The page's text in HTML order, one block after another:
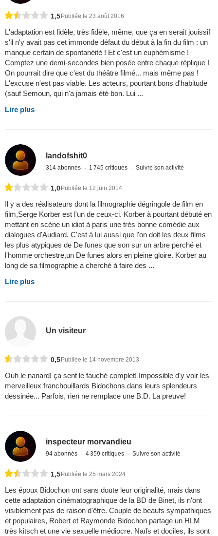
1,5 Publiée le 23 août 2016
L'adaptation est fidèle, très fidèle, même, que ça en serait jouissif
s'il n'y avait pas cet immonde défaut du début à la fin du film : un
manque certain de spontanéité ! Et c'est un euphémisme !
Comptez une demi-secondes bien posée entre chaque réplique !
On pourrait dire que c'est du théâtre filmé... mais même pas !
L'excuse n'est pas viable. Les acteurs, pourtant bons d'habitude
(sauf Semoun, qui n'a jamais été bon. Lui ...
Lire plus
landofshit0
314 abonnés 1 745 critiques Suivre son activité
1,0Publiée le 12 juin 2014
Il y a des réalisateurs dont la filmographie dégringole de film en
film,Serge Korber est l'un de ceux-ci. Korber à pourtant débuté en
mettant en scène un idiot à paris une très bonne comédie aux
dialogues d'Audiard. C'est à lui aussi que l'on doit les deux films
les plus atypiques de De funes que son sur un arbre perché et
l'homme orchestre,un De funes alors en pleine gloire. Korber au
long de sa filmographie a cherché à faire des ...
Lire plus
Un visiteur
0,5Publiée le 14 novembre 2013
Ouh le nanard! ça sent le fauché complet! Impossible d'y voir les
merveilleux franchouillards Bidochons dans leurs splendeurs
dessinée... Parfois, rien ne remplace une B.D. La preuve!
inspecteur morvandieu
94 abonnés 4 359 critiques Suivre son activité
1,5 Publiée le 25 mars 2024
Les époux Bidochon ont sans doute leur originalité, mais dans
cette adaptation cinématographique de la BD de Binet, ils n'ont
visiblement pas de raison d'être. Couple de beaufs sympathiques
et populaires, Robert et Raymonde Bidochon partage un HLM
très kitsch et une vie sexuelle médiocre. Naïfs et dociles, ils sont